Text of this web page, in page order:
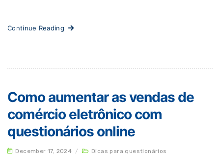
Continue Reading
Como aumentar as vendas de
comércio eletrônico com
questionários online
December 17, 2024 / Dicas para questionários